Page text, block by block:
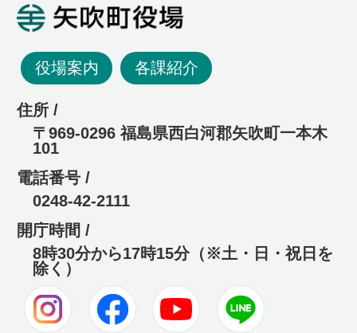
役場案内 各課紹介
住所 /
〒969-0296 福島県西白河郡矢吹町一本木
101
電話番号 /
0248-42-2111
開庁時間 /
8時30分から17時15分（※土・日・祝日を
除く）
Instagram Facebook Youtube